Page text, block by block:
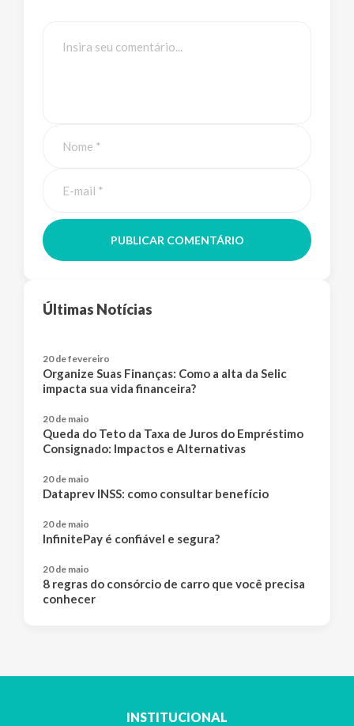
PUBLICAR COMENTÁRIO
Últimas Notícias
20 de fevereiro
Organize Suas Finanças: Como a alta da Selic
impacta sua vida financeira?
20 de maio
Queda do Teto da Taxa de Juros do Empréstimo
Consignado: Impactos e Alternativas
20 de maio
Dataprev INSS: como consultar benefício
20 de maio
InfinitePay é confiável e segura?
20 de maio
8 regras do consórcio de carro que você precisa
conhecer
INSTITUCIONAL